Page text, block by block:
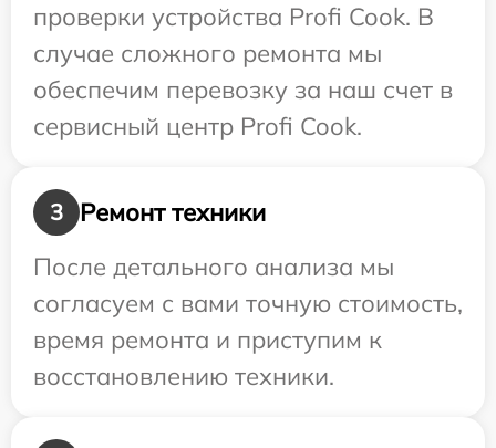
проверки устройства Profi Cook. В
случае сложного ремонта мы
обеспечим перевозку за наш счет в
сервисный центр Profi Cook.
3
Ремонт техники
После детального анализа мы
согласуем с вами точную стоимость,
время ремонта и приступим к
восстановлению техники.